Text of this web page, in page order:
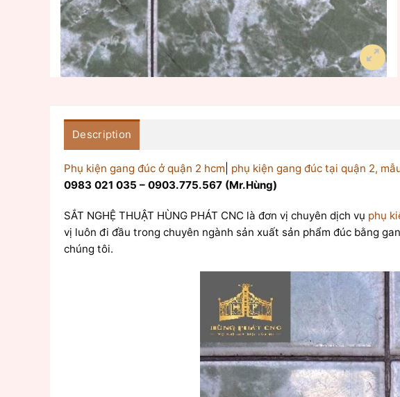
Description
Phụ kiện gang đúc ở quận 2 hcm phụ kiện gang đúc tại quận 2,
0983 021 035 – 0903.775.567 (Mr.Hùng)
SẮT NGHỆ THUẬT HÙNG PHÁT CNC là đơn vị chuyên dịch vụ phụ
vị luôn đi đầu trong chuyên ngành sản xuất sản phẩm đúc bằng
chúng tôi.